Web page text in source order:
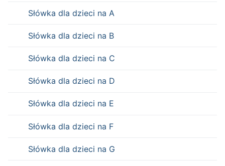
Słówka dla dzieci na A
Słówka dla dzieci na B
Słówka dla dzieci na C
Słówka dla dzieci na D
Słówka dla dzieci na E
Słówka dla dzieci na F
Słówka dla dzieci na G